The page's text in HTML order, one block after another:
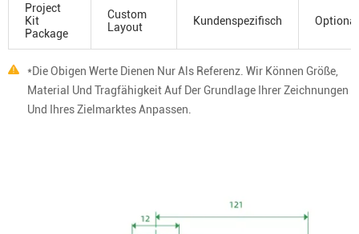
Project
Kit
Package
Custom
Layout
Kundenspezifisch Optional
*Die Obigen Werte Dienen Nur Als Referenz. Wir Können Größe,
Material Und Tragfähigkeit Auf Der Grundlage Ihrer Zeichnungen
Und Ihres Zielmarktes Anpassen.